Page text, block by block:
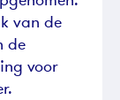
van de
de
voor